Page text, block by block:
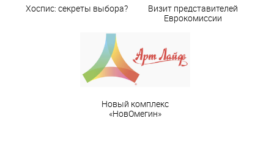
Хоспис: секреты выбора?
Визит представителей
Еврокомиссии
Новый комплекс
«НовОмегин»